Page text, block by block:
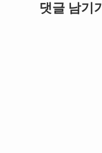
댓글 남기기